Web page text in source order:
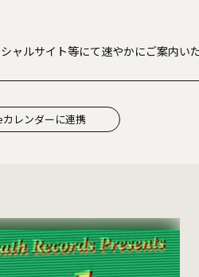
ルサイト等にて速やかにご案内いた
レンダーに連携